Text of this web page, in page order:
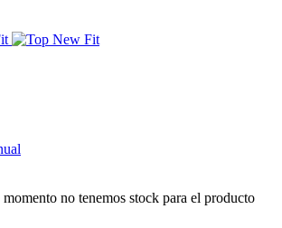
no tenemos stock para el producto